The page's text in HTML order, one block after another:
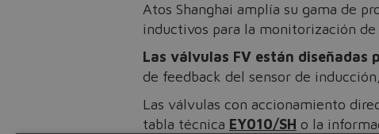
Atos Shanghai amplía su gama de
inductivos para la monitorización
Las válvulas FV están
de feedback del sensor de
Las válvulas con accionamiento
tabla técnica EY010/SH o la